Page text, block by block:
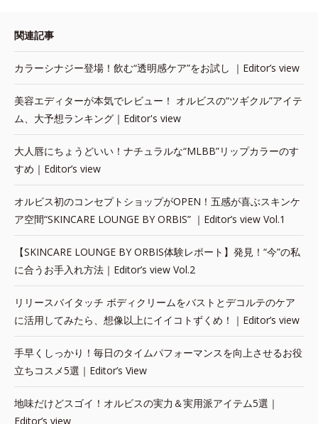
関連記事
カラーシナジー登場！飲む“透明感ケア”をお試し ｜Editor’s view
美容エディターが本気でレビュー！ オルビスの“ツギクル”アイテ
ム、大予想ランキング｜Editor's view
大人唇にちょうどいい！ナチュラルな“MLBB”リップカラーのす
すめ｜Editor’s view
オルビス初のコンセプトショップがOPEN！五感が喜ぶスキンケ
ア空間“SKINCARE LOUNGE BY ORBIS” ｜Editor’s view Vol.1
【SKINCARE LOUNGE BY ORBIS体験レポート】発見！“今”の私
に合うお手入れ方法｜Editor’s view Vol.2
リリースバイタッチ ボディクリームをバストとデコルテのケア
に活用してみたら、想像以上にイイコトずくめ！｜Editor’s view
手早くしっかり！毎日のタイムパフォーマンスを向上させるお役
立ちコスメ5選｜Editor’s View
地味だけどスゴイ！オルビスの実力＆実用派アイテム5選｜
Editor’s view